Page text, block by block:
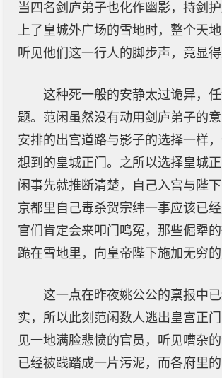
当四名剑庐弟子也化作幽影，持剑
上了皇城外广场的雪地时，整个天
听见他们这一行人的脚步声，竟显得
这种死一般的安静太过诡异，
题。范闲虽然没有动用剑庐弟子的
安排的出宫道路与影子的选择一样
想到的皇城正门。之所以选择皇城
闲事先就推断清楚，自己入宫与陛
京都里自己毒杀贺宗纬一事应该已
官们肯定会来叩门鸣冤，那些倔犟
跪在雪地里，向皇帝陛下施加无穷的
这一点在昨夜姚公公的禀报中
实，所以此刻范闲数人逃出皇宫正
见一地满脸悲愤的官员，听见嘈杂
已经被践踏成一片污泥，而各府里